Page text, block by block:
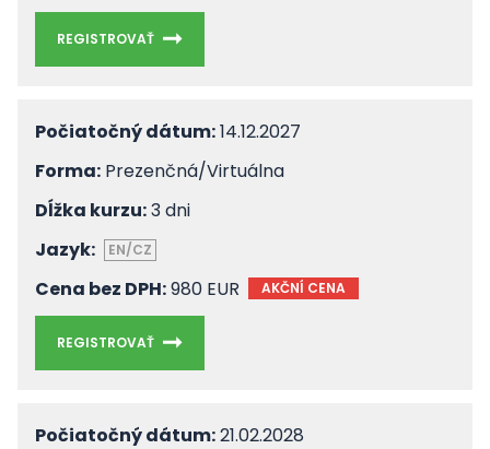
REGISTROVAŤ
Počiatočný dátum:14.12.2027
Forma: Prezenčná/Virtuálna
Dĺžka kurzu:3 dni
Jazyk:
EN/CZ
Cena bez DPH:980 EUR AKČNÍ CENA
REGISTROVAŤ
Počiatočný dátum:21.02.2028